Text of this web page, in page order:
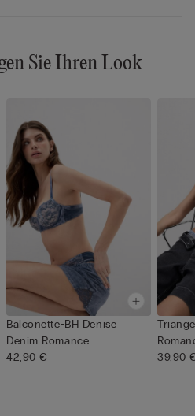
Sie Ihren Look
Balconette-BH Denise
Denim Romance
42,90 €
39,90